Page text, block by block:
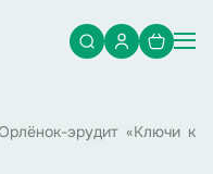
эрудит «Ключи к